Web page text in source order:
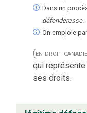
Dans un
défenderesse.
On emploie
(en droit
qui
ses droits.